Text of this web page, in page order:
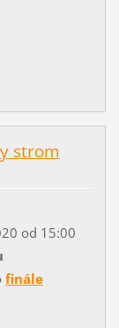
strom
od 15:00
finále